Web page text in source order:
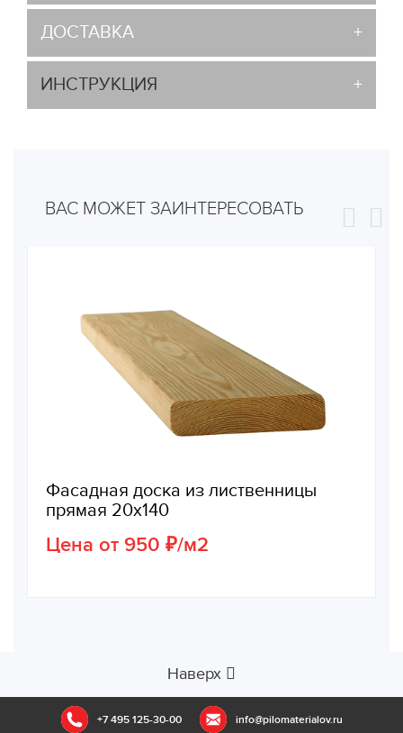
ДОСТАВКА
ИНСТРУКЦИЯ
ВАС МОЖЕТ ЗАИНТЕРЕСОВАТЬ
Фасадная доска из лиственницы
прямая 20х140
Цена от 950 ₽/м2
Наверх
+7 495 125-30-00 info@pilomaterialov.ru